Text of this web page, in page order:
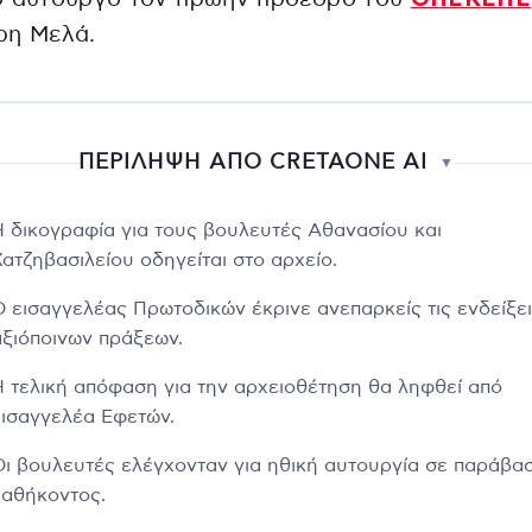
Μελά.
ΠΕΡΙΛΗΨΗ ΑΠΟ CRETAONE AI ▼
δικογραφία για τους βουλευτές Αθανασίου και
οδηγείται στο αρχείο.
εισαγγελέας Πρωτοδικών έκρινε ανεπαρκείς τις
πράξεων.
τελική απόφαση για την αρχειοθέτηση θα ληφθεί από
Εφετών.
βουλευτές ελέγχονταν για ηθική αυτουργία σε